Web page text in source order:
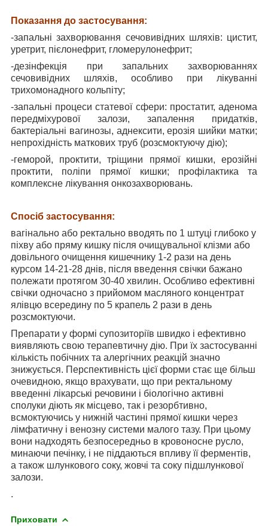
Показання до застосування:
-запальні захворювання сечовивідних шляхів: цистит,
уретрит, пієлонефрит, гломерулонефрит;
-дезінфекція при запальних захворюваннях
сечовивідних шляхів, особливо при лікуванні
трихомонадного кольпіту;
-запальні процеси статевої сфери: простатит, аденома
передміхурової залози, запалення придатків,
бактеріальні вагинозы, аднексити, ерозія шийки матки;
непрохідність маткових труб (розсмоктуючу дію);
-геморой, проктити, тріщини прямої кишки, ерозійні
проктити, поліпи прямої кишки; профілактика та
комплексне лікування онкозахворювань.
Спосіб застосування:
вагінально або ректально вводять по 1 штуці глибоко у
піхву або пряму кишку після очищувальної клізми або
довільного очищення кишечнику 1-2 рази на день
курсом 14-21-28 днів, після введення свічки бажано
полежати протягом 30-40 хвилин. Особливо ефективні
свічки одночасно з прийомом масляного концентрат
ялівцю всередину по 5 крапель 2 рази в день
розсмоктуючи.
Препарати у формі супозиторіїв швидко і ефективно
виявляють свою терапевтичну дію. При їх застосуванні
кількість побічних та алергічних реакцій значно
знижується. Перспективність цієї форми стає ще більш
очевидною, якщо врахувати, що при ректальному
введенні лікарські речовини і біологічно активні
сполуки діють як місцево, так і резорбтивно,
всмоктуючись у нижній частині прямої кишки через
лімфатичну і венозну системи малого тазу. При цьому
вони надходять безпосередньо в кровоносне русло,
минаючи печінку, і не піддаються впливу її ферментів,
а також шлункового соку, жовчі та соку підшлункової
залози.
.
Приховати